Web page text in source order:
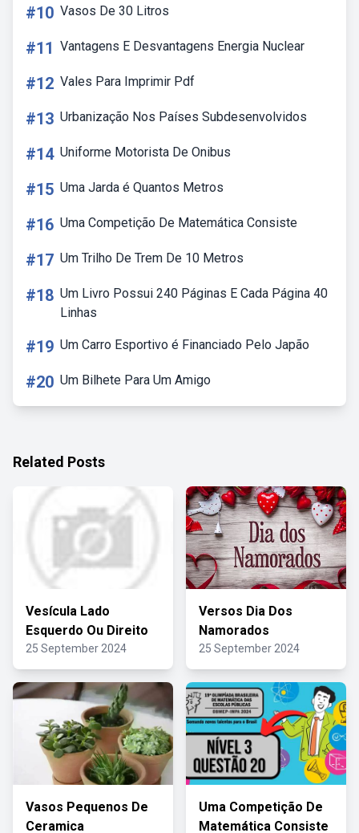
#10 Vasos De 30 Litros
#11 Vantagens E Desvantagens Energia Nuclear
#12 Vales Para Imprimir Pdf
#13 Urbanização Nos Países Subdesenvolvidos
#14 Uniforme Motorista De Onibus
#15 Uma Jarda é Quantos Metros
#16 Uma Competição De Matemática Consiste
#17 Um Trilho De Trem De 10 Metros
#18 Um Livro Possui 240 Páginas E Cada Página 40
Linhas
#19 Um Carro Esportivo é Financiado Pelo Japão
#20 Um Bilhete Para Um Amigo
Related Posts
Vesícula Lado
Esquerdo Ou Direito
25 September 2024
Versos Dia Dos
Namorados
25 September 2024
Vasos Pequenos De
Ceramica
Uma Competição De
Matemática Consiste